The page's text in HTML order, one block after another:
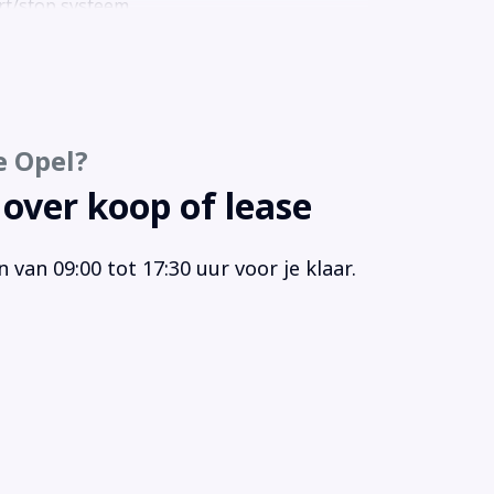
stop systeem
wielbasis
rechts
Opel?
koop of lease
van 09:00 tot 17:30 uur voor je klaar.